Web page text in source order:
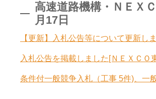
高速道路機構・ＮＥＸ
月17日
【更新】入札公告等について更新し
入札公告を掲載しました[ＮＥＸＣＯ
条件付一般競争入札（工事 5件)、一